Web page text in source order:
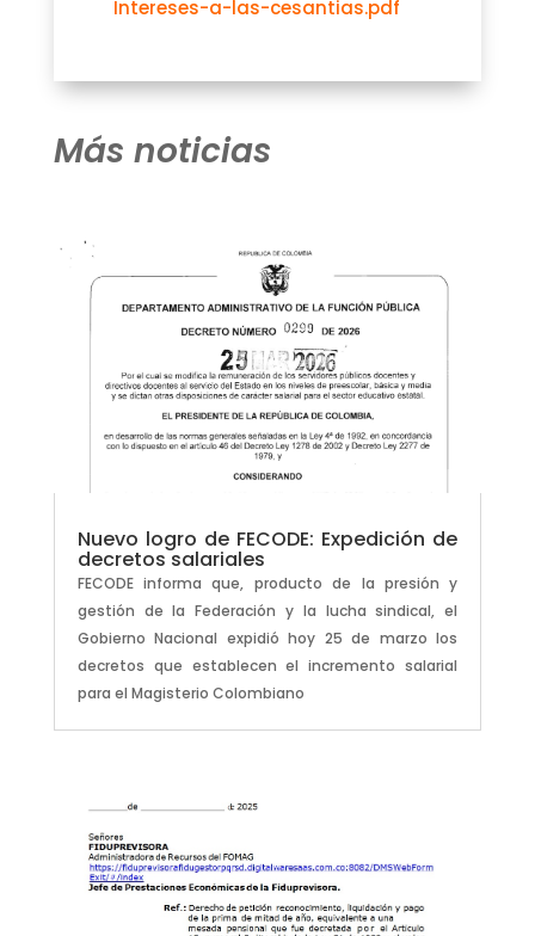
Intereses-a-las-cesantias.pdf
Más noticias
Nuevo logro de FECODE: Expedición de
decretos salariales
FECODE informa que, producto de la presión y
gestión de la Federación y la lucha sindical, el
Gobierno Nacional expidió hoy 25 de marzo los
decretos que establecen el incremento salarial
para el Magisterio Colombiano